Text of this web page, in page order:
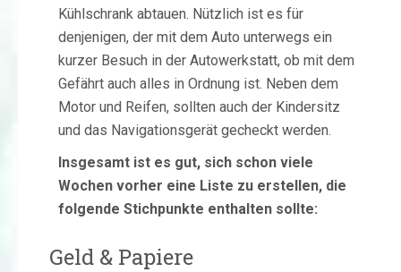
Kühlschrank abtauen. Nützlich ist es für
denjenigen, der mit dem Auto unterwegs ein
kurzer Besuch in der Autowerkstatt, ob mit dem
Gefährt auch alles in Ordnung ist. Neben dem
Motor und Reifen, sollten auch der Kindersitz
und das Navigationsgerät gecheckt werden.
Insgesamt ist es gut, sich schon viele
Wochen vorher eine Liste zu erstellen, die
folgende Stichpunkte enthalten sollte:
Geld & Papiere